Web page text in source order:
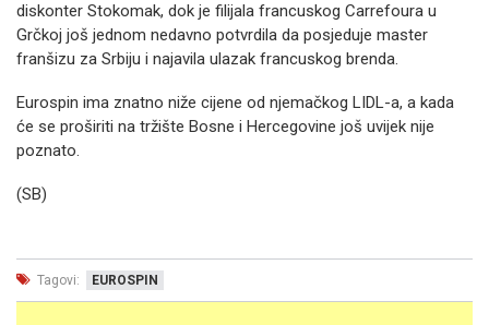
diskonter Stokomak, dok je filijala francuskog Carrefoura u
Grčkoj još jednom nedavno potvrdila da posjeduje master
franšizu za Srbiju i najavila ulazak francuskog brenda.
Eurospin ima znatno niže cijene od njemačkog LIDL-a, a kada
će se proširiti na tržište Bosne i Hercegovine još uvijek nije
poznato.
(SB)
Tagovi: EUROSPIN